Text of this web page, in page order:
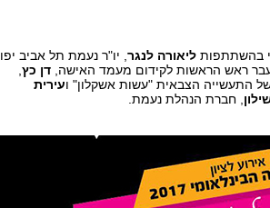
בהשתתפות ליאורה לנגר , יו"ר נעמת תל אביב יפו
ראש הראשות לקידום מעמד האישה, דן כץ
התעשייה הצבאית "עשות אשקלון" ועירית
, חברת הנהלת נעמת.